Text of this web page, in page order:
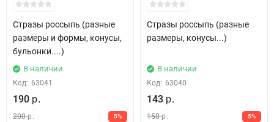
Стразы россыпь (разные
размеры и формы, конусы,
бульонки....)
В наличии
Код: 63041
190 р.
200 р. 5%
Стразы россыпь (разные
размеры, конусы...)
В наличии
Код: 63040
143 р.
150 р. 5%